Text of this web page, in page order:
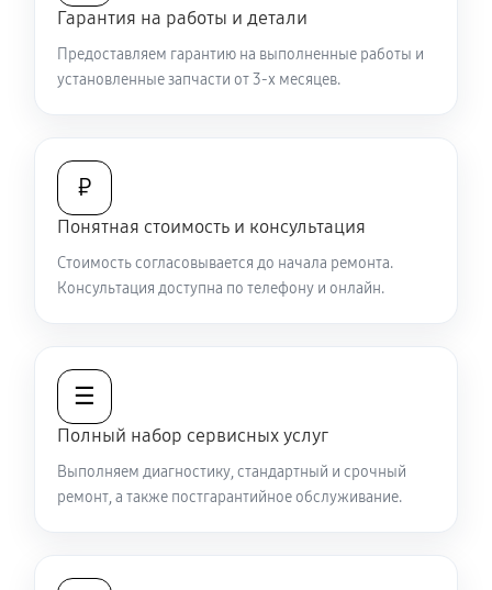
Замена шим контроллера
590 руб 60 минут
Ремонт капиллярной трубки
60 минут
Гарантия на работы и детали
Предоставляем гарантию на выполненные работы и
установленные запчасти от 3-х месяцев.
₽
Понятная стоимость и консультация
Стоимость согласовывается до начала ремонта.
Консультация доступна по телефону и онлайн.
☰
Полный набор сервисных услуг
Выполняем диагностику, стандартный и срочный
ремонт, а также постгарантийное обслуживание.